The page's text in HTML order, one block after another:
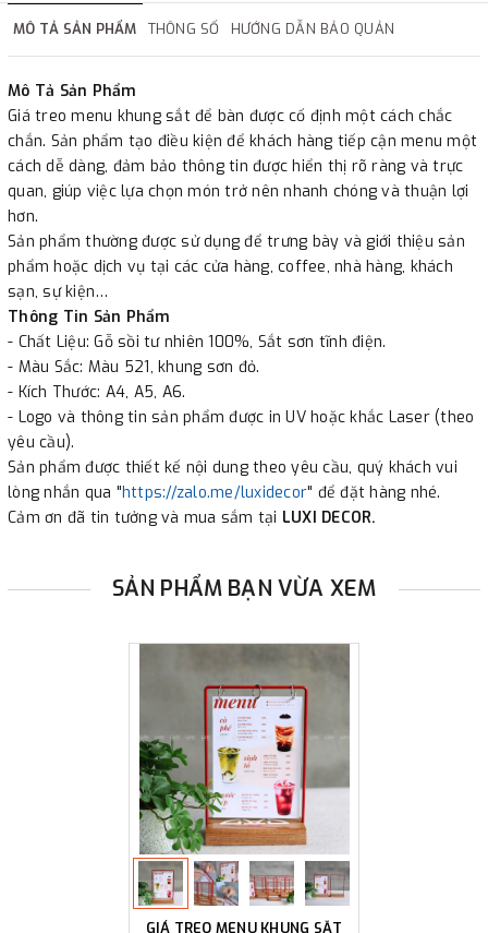
✔Đáp ứng đầy đủ giấy tờ báo giá, hợp đồng.
✔Xuất hóa đơn GTGT cho công ty.
MÔ TẢ SẢN PHẨM THÔNG SỐ HƯỚNG DẪN BẢO QUẢN
Mô Tả Sản Phẩm
Giá treo menu khung sắt để bàn được cố định một cách chắc
chắn. Sản phẩm tạo điều kiện để khách hàng tiếp cận menu một
cách dễ dàng, đảm bảo thông tin được hiển thị rõ ràng và trực
quan, giúp việc lựa chọn món trở nên nhanh chóng và thuận lợi
hơn.
Sản phẩm thường được sử dụng để trưng bày và giới thiệu sản
phẩm hoặc dịch vụ tại các cửa hàng, coffee, nhà hàng, khách
sạn, sự kiện…
Thông Tin Sản Phẩm
- Chất Liệu: Gỗ sồi tư nhiên 100%, Sắt sơn tĩnh điện.
- Màu Sắc: Màu 521, khung sơn đỏ.
- Kích Thước: A4, A5, A6.
- Logo và thông tin sản phẩm được in UV hoặc khắc Laser (theo
yêu cầu).
Sản phẩm được thiết kế nội dung theo yêu cầu, quý khách vui
lòng nhắn qua "https://zalo.me/luxidecor" để đặt hàng nhé.
Cảm ơn đã tin tưởng và mua sắm tại LUXI DECOR.
SẢN PHẨM BẠN VỪA XEM
GIÁ TREO MENU KHUNG SẮT